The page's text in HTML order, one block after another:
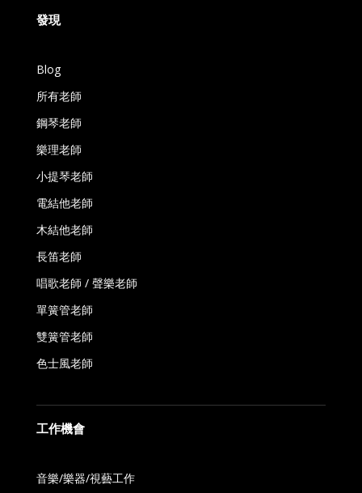
發現
Blog
所有老師
鋼琴老師
樂理老師
小提琴老師
電結他老師
木結他老師
長笛老師
唱歌老師 / 聲樂老師
單簧管老師
雙簧管老師
色士風老師
工作機會
音樂/樂器/視藝工作